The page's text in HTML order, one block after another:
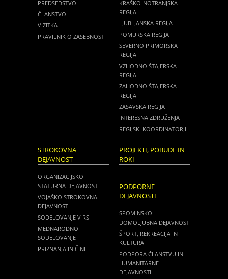
PREDSEDSTVO
ČLANSTVO
VIZITKA
PRAVILNIK O ZASEBNOSTI
KRAŠKO-NOTRANJSKA
REGIJA
LJUBLJANSKA REGIJA
POMURSKA REGIJA
SEVERNO PRIMORSKA
REGIJA
VZHODNO ŠTAJERSKA
REGIJA
ZAHODNO ŠTAJERSKA
REGIJA
ZASAVSKA REGIJA
INTERESNA ZDRUŽENJA
REGIJSKI KOORDINATORJI
STROKOVNA
DEJAVNOST
ORGANIZACIJSKO
STATURNA DEJAVNOST
VOJAŠKO STROKOVNA
DEJAVNOST
SODELOVANJE V RS
MEDNARODNO
SODELOVANJE
PRIZNANJA IN ČINI
PROJEKTI, POBUDE IN
ROKI
PODPORNE
DEJAVNOSTI
SPOMINSKO
DOMOLJUBNA DEJAVNOST
ŠPORT, REKREACIJA IN
KULTURA
PODPORA ČLANSTVU IN
HUMANITARNE
DEJAVNOSTI